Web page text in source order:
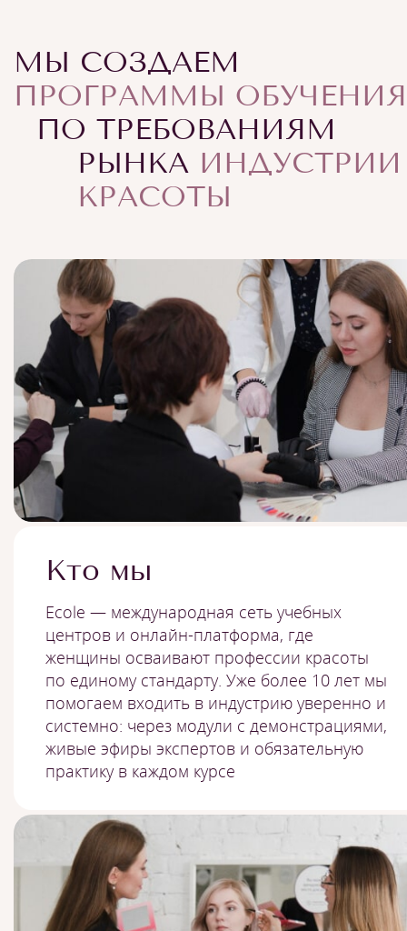
МЫ СОЗДАЕМ
ПРОГРАММЫ ОБУЧЕНИЯ
ПО ТРЕБОВАНИЯМ
РЫНКА ИНДУСТРИИ
КРАСОТЫ
Кто мы
Ecole — международная сеть учебных
центров и онлайн-платформа, где
женщины осваивают профессии красоты
по единому стандарту. Уже более 10 лет мы
помогаем входить в индустрию уверенно и
системно: через модули с демонстрациями,
живые эфиры экспертов и обязательную
практику в каждом курсе